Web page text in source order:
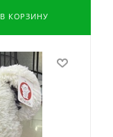
В КОРЗИНУ